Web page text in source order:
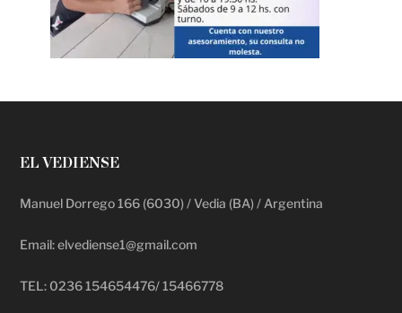
EL VEDIENSE
Manuel Dorrego 166 (6030) / Vedia (BA) / Argentina
Email: elvediense1@gmail.com
TEL: 0236 154654476/ 15466778